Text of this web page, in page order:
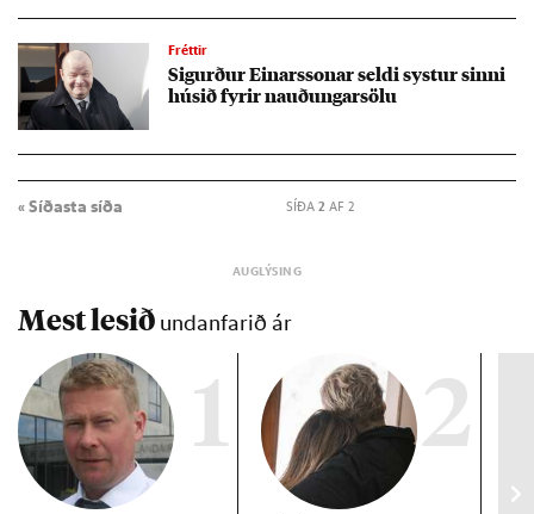
Fréttir
Sig­urð­ur Ein­ars­son­ar seldi syst­ur sinni
hús­ið fyr­ir nauð­ung­ar­sölu
« Síðasta síða SÍÐA 2AF 2
Mest lesið undanfarið ár
1 2